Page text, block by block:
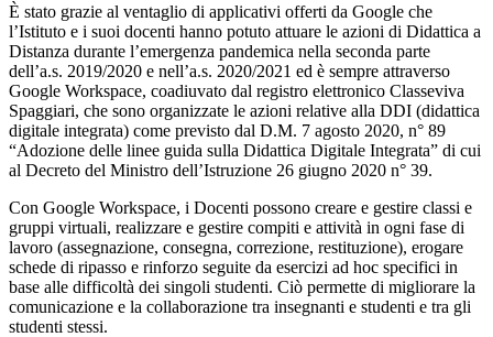
È stato grazie al ventaglio di applicativi offerti da Google che
l’Istituto e i suoi docenti hanno potuto attuare le azioni di Didattica a
Distanza durante l’emergenza pandemica nella seconda parte
dell’a.s. 2019/2020 e nell’a.s. 2020/2021 ed è sempre attraverso
Google Workspace, coadiuvato dal registro elettronico Classeviva
Spaggiari, che sono organizzate le azioni relative alla DDI (didattica
digitale integrata) come previsto dal D.M. 7 agosto 2020, n° 89
“Adozione delle linee guida sulla Didattica Digitale Integrata” di cui
al Decreto del Ministro dell’Istruzione 26 giugno 2020 n° 39.
Con Google Workspace, i Docenti possono creare e gestire classi e
gruppi virtuali, realizzare e gestire compiti e attività in ogni fase di
lavoro (assegnazione, consegna, correzione, restituzione), erogare
schede di ripasso e rinforzo seguite da esercizi ad hoc specifici in
base alle difficoltà dei singoli studenti. Ciò permette di migliorare la
comunicazione e la collaborazione tra insegnanti e studenti e tra gli
studenti stessi.